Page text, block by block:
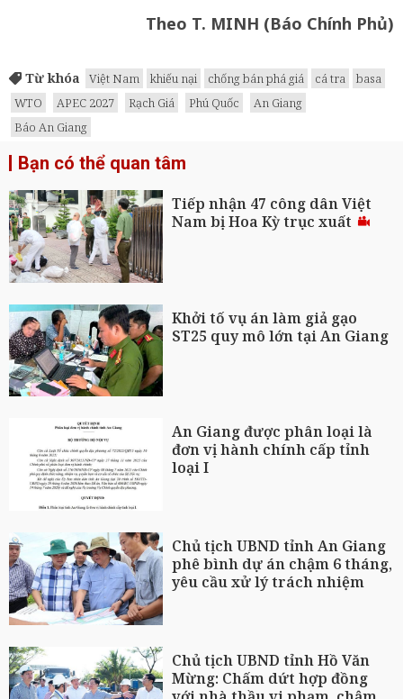
Theo T. MINH (Báo Chính Phủ)
Từ khóa Việt Nam khiếu nại chống bán phá giá cá tra
basa
WTO
APEC 2027 Rạch Giá Phú Quốc
An Giang
Báo An Giang
Bạn có thể quan tâm
Tiếp nhận 47 công dân Việt
Nam bị Hoa Kỳ trục xuất
Khởi tố vụ án làm giả gạo
ST25 quy mô lớn tại An Giang
An Giang được phân loại là
đơn vị hành chính cấp tỉnh
loại I
Chủ tịch UBND tỉnh An Giang
phê bình dự án chậm 6 tháng,
yêu cầu xử lý trách nhiệm
Chủ tịch UBND tỉnh Hồ Văn
Mừng: Chấm dứt hợp đồng